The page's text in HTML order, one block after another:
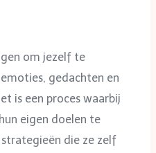
om jezelf te
gedachten en
is een proces waarbij
eigen doelen te
die ze zelf